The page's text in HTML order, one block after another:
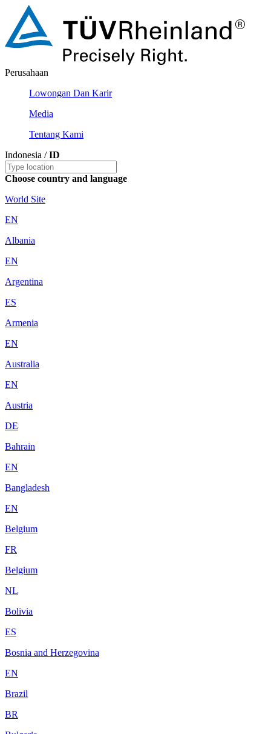
Perusahaan
Lowongan Dan Karir
Media
Tentang Kami
Indonesia /ID
Choose country and language
World Site
EN
Albania
EN
Argentina
ES
Armenia
EN
Australia
EN
Austria
DE
Bahrain
EN
Bangladesh
EN
Belgium
FR
Belgium
NL
Bolivia
ES
Bosnia and Herzegovina
EN
Brazil
BR